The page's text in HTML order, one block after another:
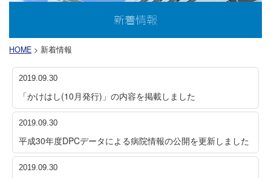
新着情報
HOME > 新着情報
2019.09.30
「かけはし(10月発行)」の内容を掲載しました
2019.09.30
平成30年度DPCデータによる病院情報の公開を更新しました
2019.09.30